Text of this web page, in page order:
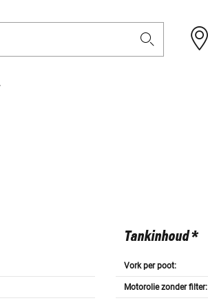
Tankinhoud *
Vork per poot:
Motorolie zonder filter: